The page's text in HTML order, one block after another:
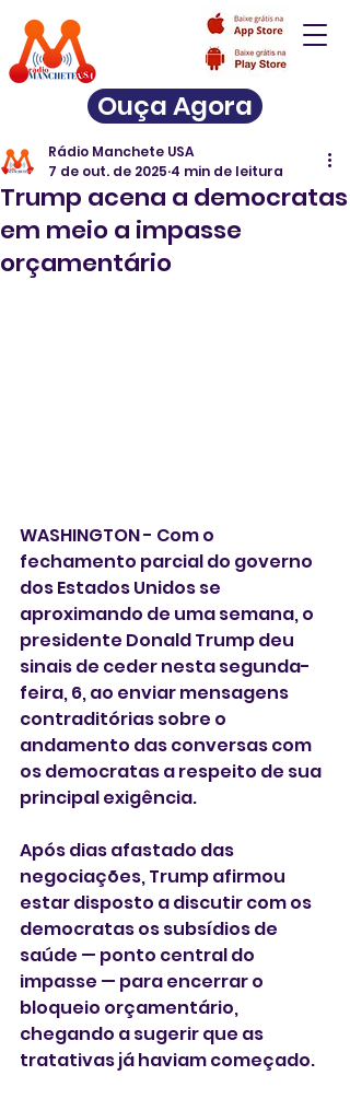
Ouça Agora
Trump acena a democratas
em meio a impasse
orçamentário
Rádio Manchete USA
7 de out. de 2025 4 min de leitura
WASHINGTON - Com o
fechamento parcial do governo
dos Estados Unidos se
aproximando de uma semana, o
presidente Donald Trump deu
sinais de ceder nesta segunda-
feira, 6, ao enviar mensagens
contraditórias sobre o
andamento das conversas com
os democratas a respeito de sua
principal exigência.
Após dias afastado das
negociações, Trump afirmou
estar disposto a discutir com os
democratas os subsídios de
saúde — ponto central do
impasse — para encerrar o
bloqueio orçamentário,
chegando a sugerir que as
tratativas já haviam começado.